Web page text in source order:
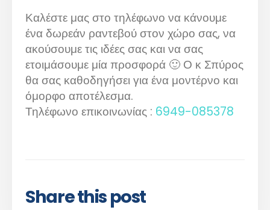
Καλέστε μας στο τηλέφωνο να κάνουμε
ένα δωρεάν ραντεβού στον χώρο σας, να
ακούσουμε τις ιδέες σας και να σας
ετοιμάσουμε μία προσφορά 🙂 Ο κ Σπύρος
θα σας καθοδηγήσει για ένα μοντέρνο και
όμορφο αποτέλεσμα.
Τηλέφωνο επικοινωνίας : 6949-085378
Share this post